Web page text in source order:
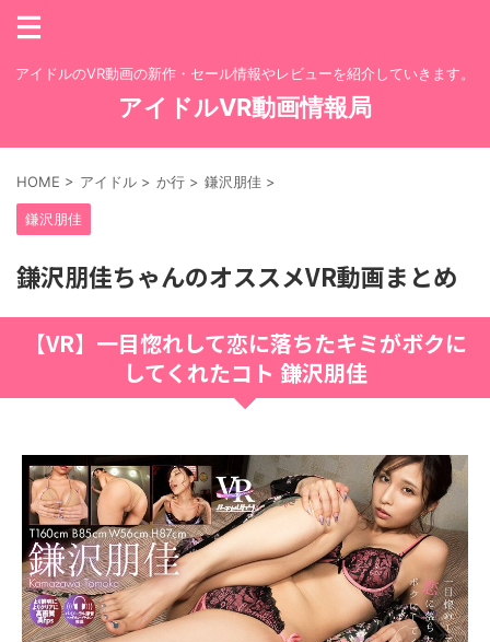
アイドルのVR動画の新作・セール情報やレビューを紹介していきます。
アイドルVR動画情報局
HOME > アイドル > か行 > 鎌沢朋佳 >
鎌沢朋佳
鎌沢朋佳ちゃんのオススメVR動画まとめ
【VR】一目惚れして恋に落ちたキミがボクに
してくれたコト 鎌沢朋佳